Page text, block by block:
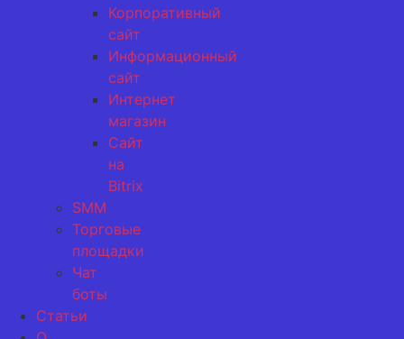
Корпоративный
сайт
Информационный
сайт
Интернет
магазин
Сайт
на
Bitrix
SMM
Торговые
площадки
Чат
боты
Статьи